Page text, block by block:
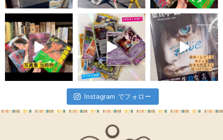
Instagram でフォロー